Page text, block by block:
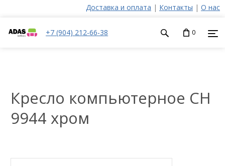
Доставка и оплата | Контакты | О нас
+7 (904) 212-66-38 0
Кресло компьютерное CH
9944 хром